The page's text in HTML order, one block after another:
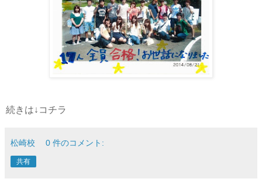
続きは↓コチラ
松崎校 0 件のコメント:
共有